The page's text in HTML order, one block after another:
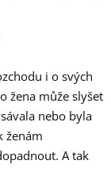
i o svých
žena může slyšet
nebo byla
ženám
A tak